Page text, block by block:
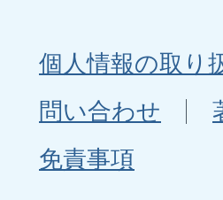
個人情報の取り
問い合わせ
免責事項